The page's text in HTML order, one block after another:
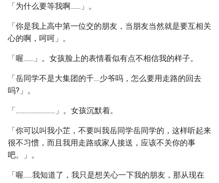
「为什么要等我啊.......」。
「你是我上高中第一位交的朋友，当朋友当然就是要互相关
心的啊，呵呵」。
「喔.......」。女孩脸上的表情看似有点不相信我的样子。
「岳同学不是大集团的千....少爷吗，怎么要用走路的回去
吗?」。
「...........................」。女孩沉默着。
「你可以叫我小芷，不要叫我岳同学岳同学的，这样听起来
很不习惯，而且我用走路或家人接送，应该不关你的事
吧。」。
「喔......我知道了，我只是想关心一下我的朋友，那从现在